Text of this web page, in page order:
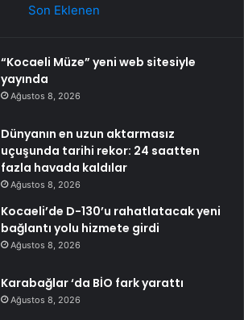
Son Eklenen
“Kocaeli Müze” yeni web sitesiyle
yayında
Ağustos 8, 2026
Dünyanın en uzun aktarmasız
uçuşunda tarihi rekor: 24 saatten
fazla havada kaldılar
Ağustos 8, 2026
Kocaeli’de D-130’u rahatlatacak yeni
bağlantı yolu hizmete girdi
Ağustos 8, 2026
Karabağlar ‘da BİO fark yarattı
Ağustos 8, 2026